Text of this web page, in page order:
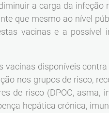
a carga da
que mesmo ao nível
vacinas e a possível
vacinas disponíveis
nos grupos de risco,
de risco (DPOC, asma,
hepática crónica,